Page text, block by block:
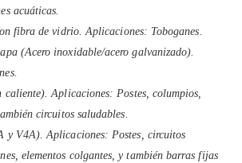
acuáticas.
fibra de vidrio. Aplicaciones: Toboganes.
(Acero inoxidable/acero galvanizado).
caliente). Aplicaciones: Postes, columpios,
circuitos saludables.
y V4A). Aplicaciones: Postes, circuitos
elementos colgantes, y también barras fijas